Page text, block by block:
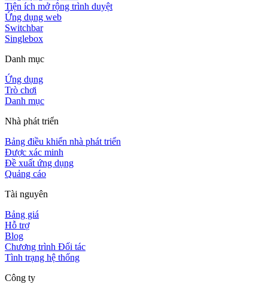
Tiện ích mở rộng trình duyệt
Ứng dụng web
Switchbar
Singlebox
Danh mục
Ứng dụng
Trò chơi
Danh mục
Nhà phát triển
Bảng điều khiển nhà phát triển
Được xác minh
Đề xuất ứng dụng
Quảng cáo
Tài nguyên
Bảng giá
Hỗ trợ
Blog
Chương trình Đối tác
Tình trạng hệ thống
Công ty